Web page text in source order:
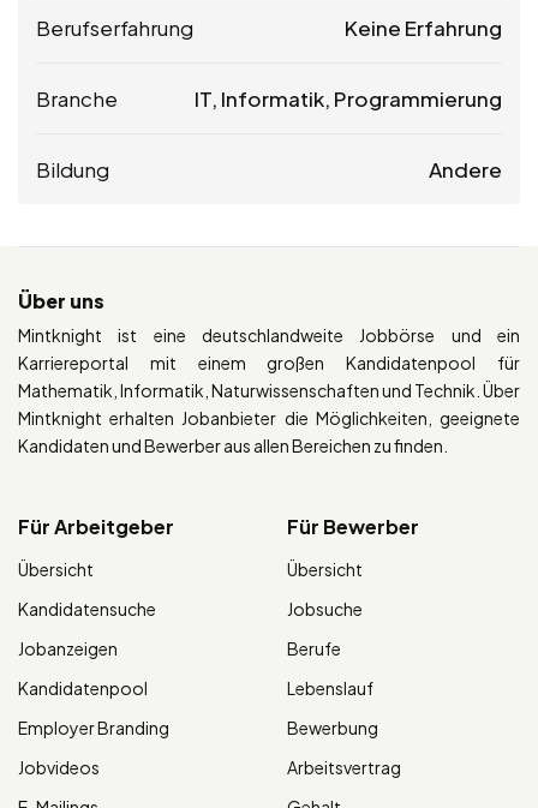
Berufserfahrung Keine Erfahrung
Branche IT, Informatik, Programmierung
Bildung Andere
Über uns
Mintknight ist eine deutschlandweite Jobbörse und ein
Karriereportal mit einem großen Kandidatenpool für
Mathematik, Informatik, Naturwissenschaften und Technik. Über
Mintknight erhalten Jobanbieter die Möglichkeiten, geeignete
Kandidaten und Bewerber aus allen Bereichen zu finden.
Für Arbeitgeber
Übersicht
Kandidatensuche
Jobanzeigen
Kandidatenpool
Employer Branding
Jobvideos
Für Bewerber
Übersicht
Jobsuche
Berufe
Lebenslauf
Bewerbung
Arbeitsvertrag